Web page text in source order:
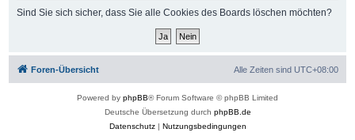
Sind Sie sich sicher, dass Sie alle Cookies des Boards löschen möchten?
Foren-Übersicht Alle Zeiten sind UTC+08:00
Powered by phpBB® Forum Software © phpBB Limited
Deutsche Übersetzung durch phpBB.de
Datenschutz| Nutzungsbedingungen